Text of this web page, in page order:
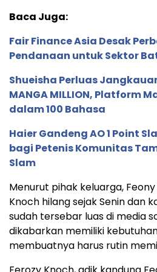
Baca Juga:
Fair Finance Asia Desak
Pendanaan untuk Sektor
Shueisha Perluas
MANGA MILLION, Platform
dalam 100 Bahasa
Haier Gandeng AO 1 Point
bagi Petenis Komunitas
Slam
Menurut pihak keluarga,
Knoch hilang sejak Senin dan
sudah tersebar luas di media
dikabarkan memiliki
membuatnya harus rutin